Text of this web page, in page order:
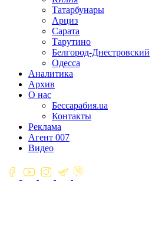
Татарбунары
Арциз
Сарата
Тарутино
Белгород-Днестровский
Одесса
Аналитика
Архив
О нас
Бессарабия.ua
Контакты
Реклама
Агент 007
Видео